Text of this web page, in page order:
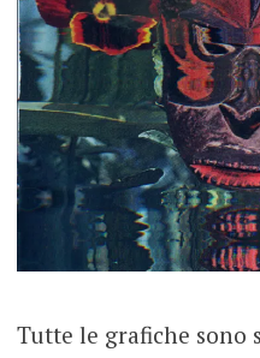
Tutte le grafiche sono